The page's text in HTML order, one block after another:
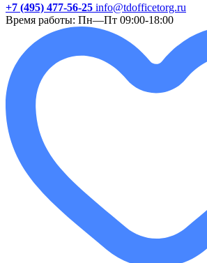
+7 (495) 477-56-25 info@tdofficetorg.ru
Время работы: Пн—Пт 09:00-18:00